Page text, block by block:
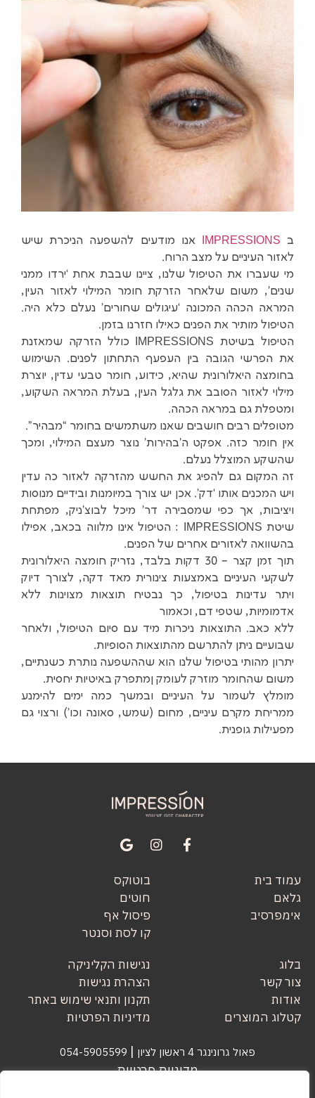
ב IMPRESSIONS
אנו מודעים להשפעה הניכרת שיש
לאזור העיניים על מצב הרוח.
מי שעברו את הטיפול שלנו, ציינו שבבת אחת ‘ירדו ממני
שנים’, משום שלאחר הזרקת חומר המילוי לאזור העין,
המראה הכהה המכונה ‘עיגולים שחורים’ נעלם כלא היה.
הטיפול מותיר את הפנים כאילו חזרנו בזמן.
הטיפול בשיטת IMPRESSIONS כולל הזרקה שמאזנת
את הפרשי הגובה בין העפעף התחתון לפנים. השימוש
בחומצה היאלורונית שהיא, כידוע, חומר טבעי עדין, יוצרת
מילוי לאזור הסובב את גלגל העין, בעלת המראה השקוע,
ומטפלת גם במראה הכהה.
מטופלים רבים חושבים שאנו משתמשים בחומר “מבהיר”.
אין חומר כזה. אפקט ה’בהירות’ נוצר מעצם המילוי, ומכך
שהשקע המוצלל נעלם.
זה המקום גם להפיג את החשש מהזרקה לאזור כה עדין
ויש המכנים אותו ‘דק’. אכן יש צורך במיומנות ובידיים מנוסות
ויציבות, אך כפי שמסבירה דר’ מיכל לבוצ’ניק, מפתחת
שיטת IMPRESSIONS : הטיפול אינו מלווה בכאב, אפילו
בהשוואה לאזורים אחרים של הפנים.
תוך זמן קצר – 30 דקות בלבד, נזריק חומצה היאלורונית
לשקעי העיניים באמצעות צינורית מאד דקה, לצורך דיוק
ויתר עדינות בטיפול, כך נבטיח תוצאות מצוינות ללא
אדמומיות, שטפי דם, וכאמור
ללא כאב. התוצאות ניכרות מיד עם סיום הטיפול, ולאחר
שבועיים ניתן להתרשם מהתוצאות הסופיות.
יתרון מהותי בטיפול שלנו הוא שההשפעה נותרת כשנתיים,
משום שהחומר מוזרק לעומק ןמתפרק באיטיות יחסית.
מומלץ לשמור על העיניים ובמשך כמה ימים להימנע
ממריחת מקרם עיניים, מחום (שמש, סאונה וכו’) ורצוי גם
מפעילות גופנית.
עמוד בית
גלאם
אימפרסיב
בוטוקס
חוטים
פיסול אף
קו לסת וסנטר
בלוג
צור קשר
אודות
קטלוג המוצרים
נגישות הקליניקה
הצהרת נגישות
תקנון ותנאי שימוש באתר
מדיניות הפרטיות
פאול גרונינגר 4 ראשון לציון |
054-5905599
מדיניות פרטיות